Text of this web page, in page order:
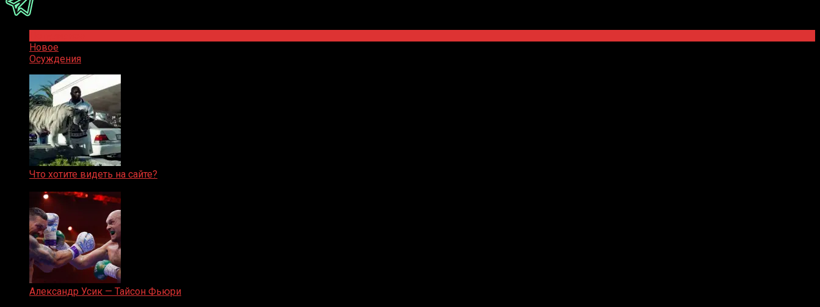
Новое
Осуждения
Что хотите видеть на сайте?
Александр Усик — Тайсон Фьюри